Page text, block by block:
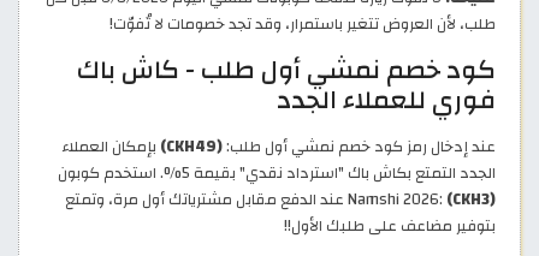
طلب، لأن العروض تتغير باستمرار، وقد تجد خصومات لا تُفوّت!
كود خصم نمشي أول طلب - كاش باك
فوري للعملاء الجدد
عند إدخال رمز كود خصم نمشي أول طلب:(CKH49)
بإمكان العملاء
الجدد التمتع بكاش باك "استرداد نقدي" بقيمة 5%. استخدم كوبون
Namshi 2026: (CKH3)
عند الدفع مقابل مشترياتك أول مرة، وتمتع
بتوفير مضاعف على طلبك الأول!!